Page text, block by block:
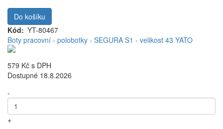
Do košíku
Kód
YT-80467
Boty pracovní - polobotky - SEGURA S1 - velikost 43 YATO
579 Kč s DPH
Dostupné 18.8.2026
-
+